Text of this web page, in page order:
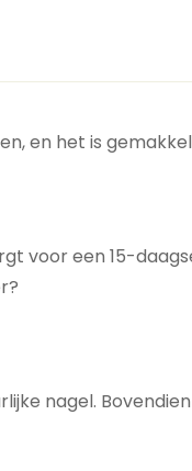
en het is
voor een 15-
nagel. Bovendien